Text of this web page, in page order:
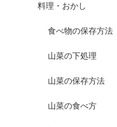
料理・おかし
食べ物の保存方法
山菜の下処理
山菜の保存方法
山菜の食べ方